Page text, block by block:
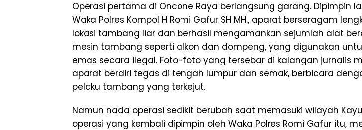
Operasi pertama di Oncone Raya berlangsung garang. Dipimpin
Waka Polres Kompol H Romi Gafur SH MH., aparat berseragam
lokasi tambang liar dan berhasil mengamankan sejumlah alat
mesin tambang seperti alkon dan dompeng, yang digunakan
emas secara ilegal. Foto-foto yang tersebar di kalangan jurnalis
aparat berdiri tegas di tengah lumpur dan semak, berbicara
pelaku tambang yang terkejut.
Namun nada operasi sedikit berubah saat memasuki wilayah
operasi yang kembali dipimpin oleh Waka Polres Romi Gafur itu,